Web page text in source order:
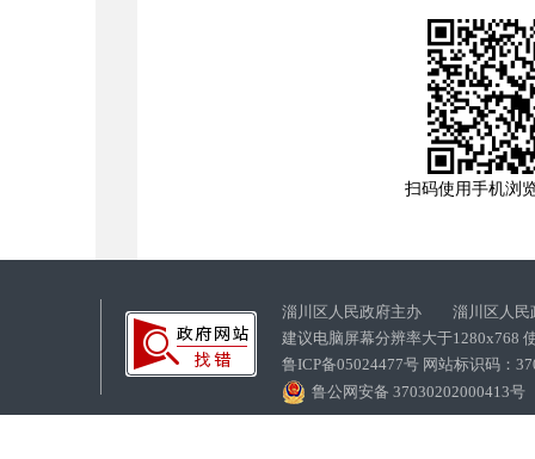
扫码使用手机浏
淄川区人民政府主办 淄川区人民
建议电脑屏幕分辨率大于1280x768
鲁ICP备05024477号 网站标识码：
鲁公网安备 37030202000413号